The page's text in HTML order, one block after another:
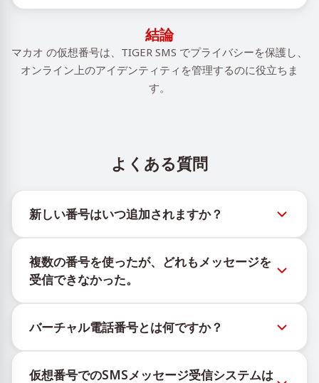
結論
マカオ の仮想番号は、TIGER SMS でプライバシーを保護し、
オンライン上のアイデンティティを管理するのに役立ちま
す。
よくある質問
新しい番号はいつ追加されますか？
@TigerSMSofficial_bot で確認できます。このチャン
ネルは最新の番号在庫にアクセスできるよう、タイム
リーな更新を提供します。
複数の番号を使ったが、どれもメッセージを
受信できなかった。
ことはできません。サービスのアルゴリズムにより、
一時的な番号へのメッセージ配信がさまざまな理由で
バーチャル電話番号とは何ですか？
で、物理的なSIMカードやデバイスに紐づかず、固定
仮想番号でのSMSメッセージ受信システムは